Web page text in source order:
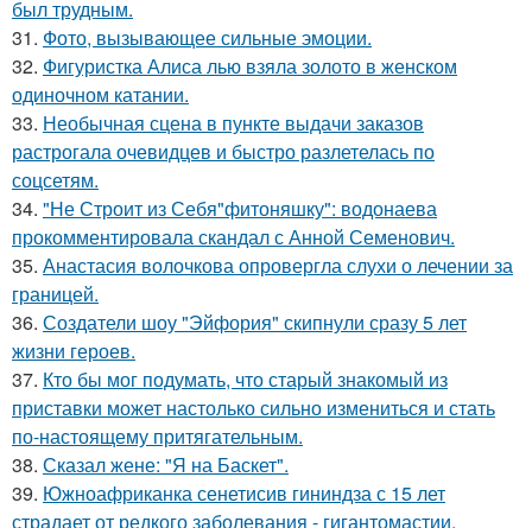
был трудным.
31. Фото, вызывающее сильные эмоции.
32. Фигуристка Алиса лью взяла золото в женском
одиночном катании.
33. Необычная сцена в пункте выдачи заказов
растрогала очевидцев и быстро разлетелась по
соцсетям.
34. "Не Строит из Себя"фитоняшку": водонаева
прокомментировала скандал с Анной Семенович.
35. Анастасия волочкова опровергла слухи о лечении за
границей.
36. Создатели шоу "Эйфория" скипнули сразу 5 лет
жизни героев.
37. Кто бы мог подумать, что старый знакомый из
приставки может настолько сильно измениться и стать
по-настоящему притягательным.
38. Сказал жене: "Я на Баскет".
39. Южноафриканка сенетисив гининдза с 15 лет
страдает от редкого заболевания - гигантомастии.